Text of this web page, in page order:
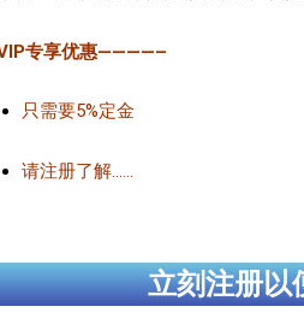
专享优惠————–
只需要5%定金
请注册了解……
立刻注册以